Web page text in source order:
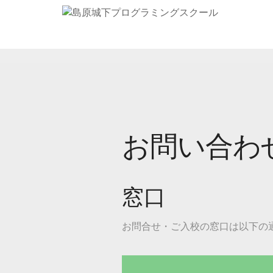
お問い合わ
窓口
お問合せ・ご入校の窓口は以下の